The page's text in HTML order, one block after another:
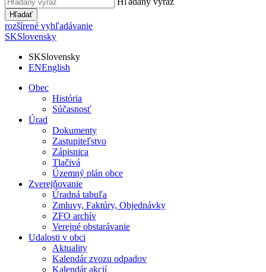
Hľadať
rozšírené vyhľadávanie
SKSlovensky
SKSlovensky
ENEnglish
Obec
História
Súčasnosť
Úrad
Dokumenty
Zastupiteľstvo
Zápisnica
Tlačivá
Územný plán obce
Zverejňovanie
Úradná tabuľa
Zmluvy, Faktúry, Objednávky
ZFO archív
Verejné obstarávanie
Udalosti v obci
Aktuality
Kalendár zvozu odpadov
Kalendár akcií